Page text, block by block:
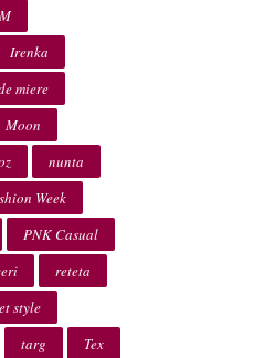
Irenka
miere
Moon
nunta
Week
PNK Casual
reteta
style
targ Tex